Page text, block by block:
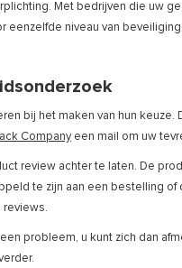
Met bedrijven die uw
eenzelfde niveau van
bij het maken van hun
Companyeen mail om uw
review achter te laten. De
te zijn aan een bestelling
reviews.
probleem, u kunt zich dan